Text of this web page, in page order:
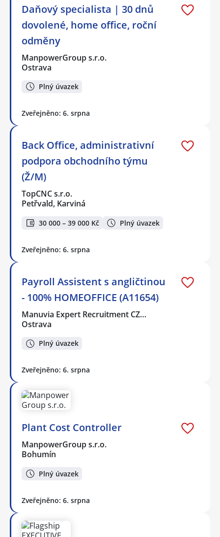
Daňový specialista | 30 dnů
dovolené, home office, roční
odměny
ManpowerGroup s.r.o.
Ostrava
Plný úvazek
Zveřejněno: 6. srpna
Back Office, administrativní
podpora obchodního týmu
(Ž/M)
TopCNC s.r.o.
Petřvald, Karviná
30 000 – 39 000 Kč Plný úvazek
Zveřejněno: 6. srpna
Payroll Assistent s angličtinou
- 100% HOMEOFFICE (A11654)
Manuvia Expert Recruitment CZ…
Ostrava
Plný úvazek
Zveřejněno: 6. srpna
Plant Cost Controller
ManpowerGroup s.r.o.
Bohumín
Plný úvazek
Zveřejněno: 6. srpna